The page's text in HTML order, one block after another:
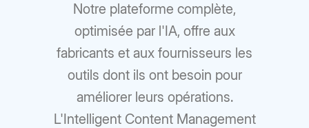
Notre plateforme complète,
optimisée par l'IA, offre aux
fabricants et aux fournisseurs les
outils dont ils ont besoin pour
améliorer leurs opérations.
L'Intelligent Content Management